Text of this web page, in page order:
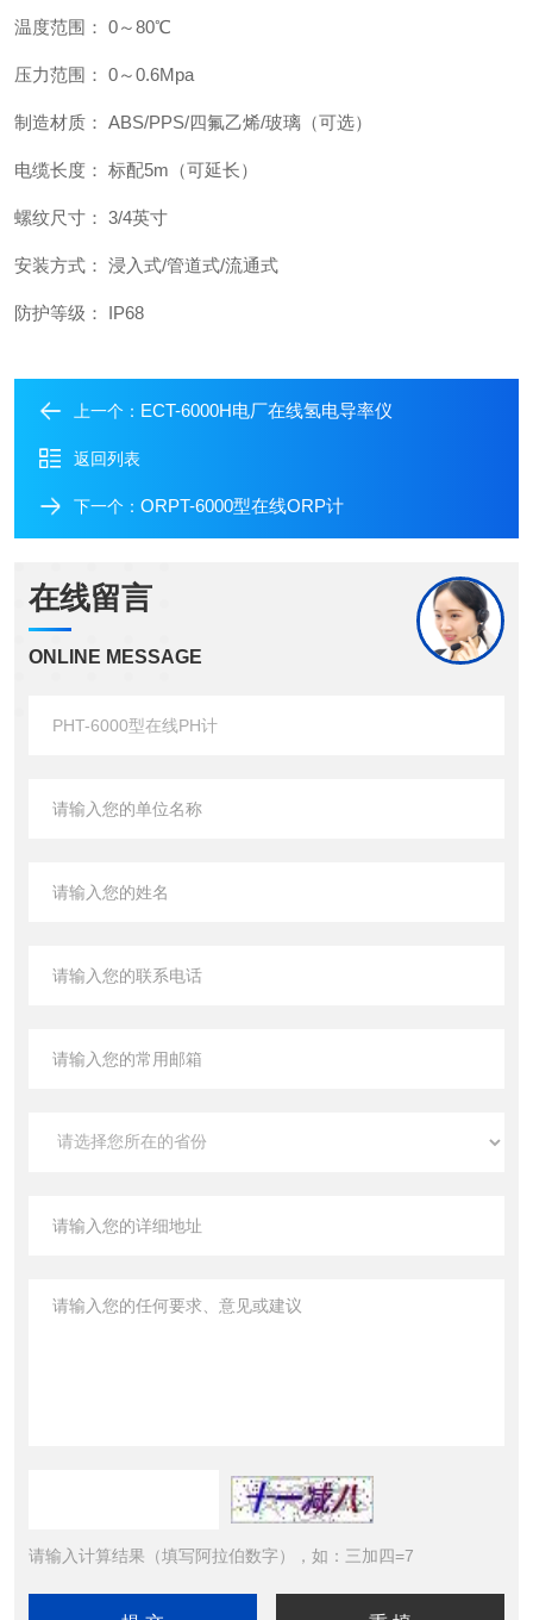
温度范围： 0～80℃
压力范围： 0～0.6Mpa
制造材质： ABS/PPS/四氟乙烯/玻璃（可选）
电缆长度： 标配5m（可延长）
螺纹尺寸： 3/4英寸
安装方式： 浸入式/管道式/流通式
防护等级： IP68
上一个： ECT-6000H电厂在线氢电导率仪
返回列表
下一个： ORPT-6000型在线ORP计
在线留言
ONLINE MESSAGE
请输入计算结果（填写阿拉伯数字），如：三加四=7